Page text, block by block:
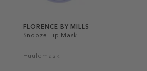
FLORENCE BY MILLS
Snooze Lip Mask
Huulemask